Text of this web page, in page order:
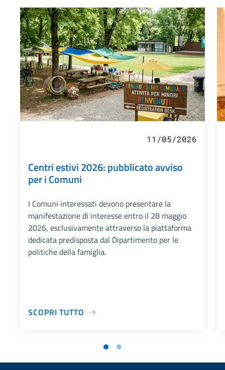
11/05/2026
Centri estivi 2026: pubblicato avviso
per i Comuni
I Comuni interessati devono presentare la
manifestazione di interesse entro il 28 maggio
2026, esclusivamente attraverso la piattaforma
dedicata predisposta dal Dipartimento per le
politiche della famiglia.
SCOPRI TUTTO